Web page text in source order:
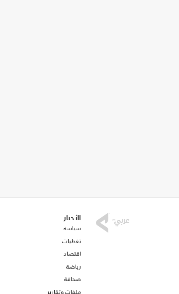
الأخبار
سياسة
تغطيات
اقتصاد
رياضة
صحافة
ملفات وتقارير